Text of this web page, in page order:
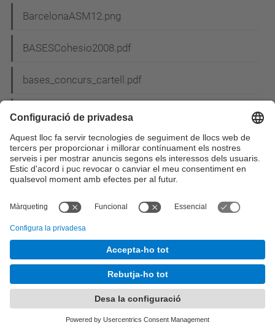
BarcelonaASM12.png
BASESCohesio2008.pdf
bases_concurs_cartell.pdf
Bases del concurs de nadales_2.pdf
Bases_sorteig_MU.pdf
Bases XIII Premio Abertis (Es).pdf
BASM2013.png
BASM2013pq.png